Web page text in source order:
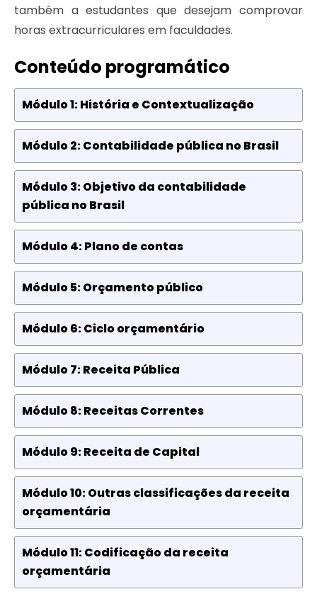
também a estudantes que desejam comprovar
horas extracurriculares em faculdades.
Conteúdo programático
Módulo 1: História e Contextualização
Módulo 2: Contabilidade pública no Brasil
Módulo 3: Objetivo da contabilidade
pública no Brasil
Módulo 4: Plano de contas
Módulo 5: Orçamento público
Módulo 6: Ciclo orçamentário
Módulo 7: Receita Pública
Módulo 8: Receitas Correntes
Módulo 9: Receita de Capital
Módulo 10: Outras classificações da receita
orçamentária
Módulo 11: Codificação da receita
orçamentária